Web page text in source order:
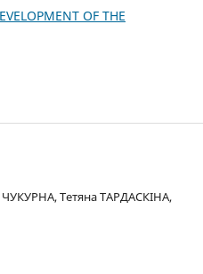
OF THE
Тетяна ТАРДАСКІНА,